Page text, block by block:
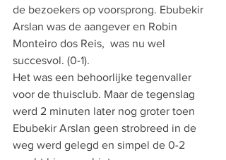
de bezoekers op voorsprong. Ebubekir
Arslan was de aangever en Robin
Monteiro dos Reis,  was nu wel
succesvol. (0-1).
Het was een behoorlijke tegenvaller
voor de thuisclub. Maar de tegenslag
werd 2 minuten later nog groter toen
Ebubekir Arslan geen strobreed in de
weg werd gelegd en simpel de 0-2